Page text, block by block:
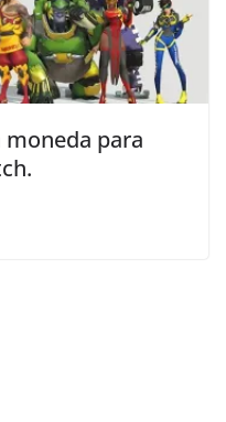
moneda para